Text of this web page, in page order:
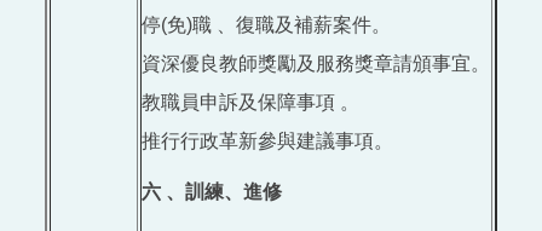
停(免)職 、復職及補薪案件。
資深優良教師獎勵及服務獎章請頒事宜。
教職員申訴及保障事項 。
推行行政革新參與建議事項。
六 、訓練、進修